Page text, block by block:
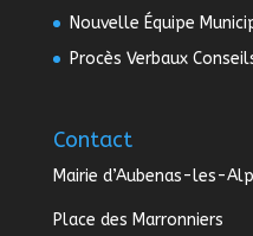
Nouvelle Équipe
Procès Verbaux
Contact
Mairie d’Aubenas-les-
Place des Marronniers